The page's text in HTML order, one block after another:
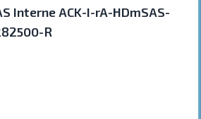
Interne ACK-I-rA-HDmSAS-
R